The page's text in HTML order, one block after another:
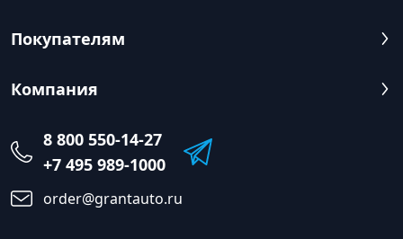
Покупателям
Компания
8 800 550-14-27
+7 495 989-1000
order@grantauto.ru